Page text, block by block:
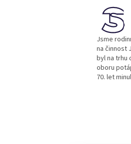
Jsme
na činnost
byl na trhu
oboru
70. let